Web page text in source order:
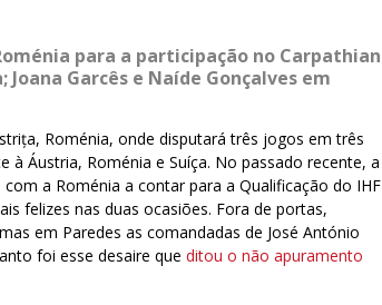
para a participação no Carpathian
Garcês e Naíde Gonçalves em
Roménia, onde disputará três jogos em três
Áustria, Roménia e Suíça. No passado recente, a
a Roménia a contar para a Qualificação do IHF
felizes nas duas ocasiões. Fora de portas,
em Paredes as comandadas de José António
foi esse desaire queditou o não apuramento